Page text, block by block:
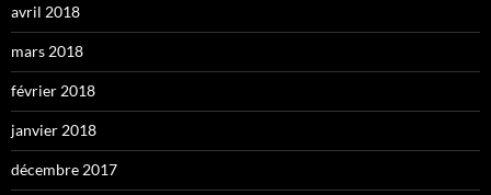
avril 2018
mars 2018
février 2018
janvier 2018
décembre 2017